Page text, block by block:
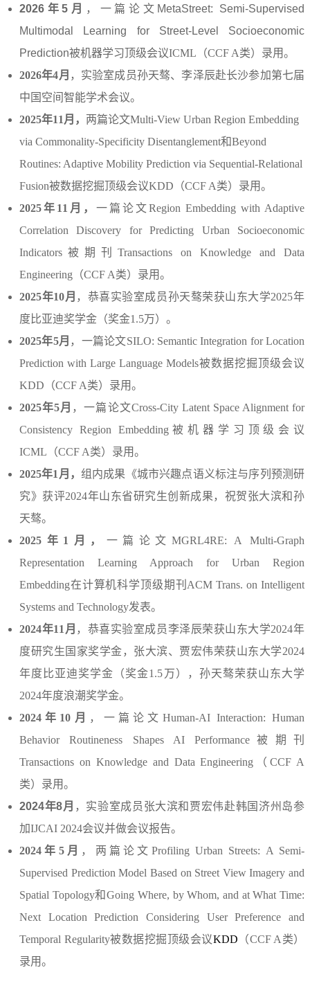
2026年5月
，一篇论文MetaStreet: Semi-Supervised
Multimodal Learning for Street-Level Socioeconomic
Prediction被机器学习顶级会议ICML（CCF A类）录用。
2026年4月 ， 实验室成员孙天骜、李泽辰赴长沙参加第七届
中国空间智能学术会议。
2025年11月 ， 两篇论文Multi-View Urban Region Embedding
via Commonality-Specificity Disentanglement和Beyond
Routines: Adaptive Mobility Prediction via Sequential-Relational
Fusion被数据挖掘顶级会议KDD（CCF A类）录用。
2025年11月 ， 一篇 论文Region Embedding with Adaptive
Correlation Discovery for Predicting Urban Socioeconomic
Indicators被 期刊Transactions on Knowledge and Data
Engineering（CCF A类）录用。
2025年10月 ，恭喜实验室成员孙天骜荣获山东大学2025年
度比亚迪奖学金（奖金1.5万）。
2025年5月 ，一篇论文SILO: Semantic Integration for Location
Prediction with Large Language Models被数据挖掘顶级会议
KDD（CCF A类）录用。
2025年5月 ，一篇论文Cross-City Latent Space Alignment for
Consistency Region Embedding被机器学习顶级会议
ICML（CCF A类）录用。
2025年1月 ， 组内成果《城市兴趣点语义标注与序列预测研
究》获评2024年山东省研究生创新成果，祝贺张大滨和孙
天骜。
2025年1月
， 一篇 论文MGRL4RE: A Multi-Graph
Representation Learning Approach for Urban Region
Embedding在计算机科学顶级期刊ACM Trans. on Intelligent
Systems and Technology发表。
2024年11月 ，恭喜实验室成员李泽辰荣获山东大学2024年
度研究生国家奖学金，张大滨、贾宏伟荣获山东大学2024
年度比亚迪奖学金（奖金1.5万），孙天骜荣获山东大学
2024年度浪潮奖学金。
2024年10月
，一篇论文Human-AI Interaction: Human
Behavior Routineness Shapes AI Performance被期刊
Transactions on Knowledge and Data Engineering（CCF A
类）录用。
2024年8月 ， 实验室成员张大滨和贾宏伟赴韩国济州岛参
加IJCAI 2024会议并做会议报告。
2024年5月
，两篇论文Profiling Urban Streets: A Semi-
Supervised Prediction Model Based on Street View Imagery and
Spatial Topology和Going Where, by Whom, and at What Time:
Next Location Prediction Considering User Preference and
Temporal Regularity被数据挖掘顶级会议KDD （CCF A类）
录用。